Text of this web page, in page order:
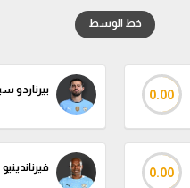
خط الوسط
0.00
0.00
بيرناردو
فيرناندينيو